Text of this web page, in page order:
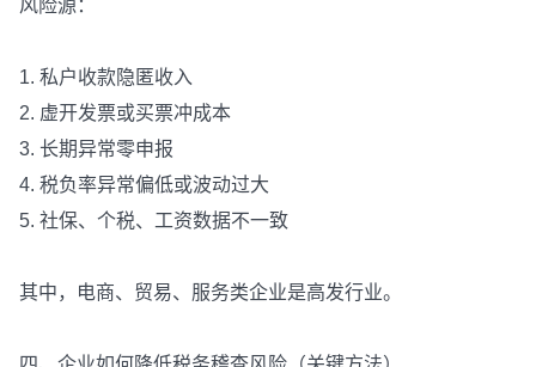
风险源：
1. 私户收款隐匿收入
2. 虚开发票或买票冲成本
3. 长期异常零申报
4. 税负率异常偏低或波动过大
5. 社保、个税、工资数据不一致
其中，电商、贸易、服务类企业是高发行业。